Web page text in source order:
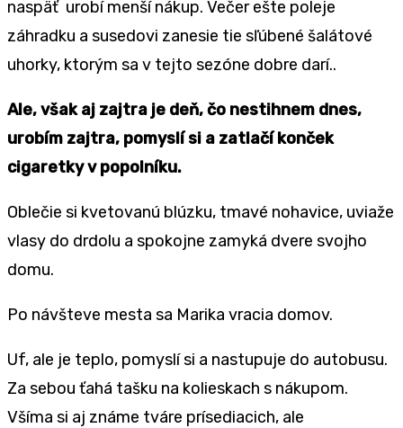
naspäť urobí menší nákup. Večer ešte poleje
záhradku a susedovi zanesie tie sľúbené šalátové
uhorky, ktorým sa v tejto sezóne dobre darí..
Ale, však aj zajtra je deň, čo nestihnem dnes,
urobím zajtra, pomyslí si a zatlačí konček
cigaretky v popolníku.
Oblečie si kvetovanú blúzku, tmavé nohavice, uviaže
vlasy do drdolu a spokojne zamyká dvere svojho
domu.
Po návšteve mesta sa Marika vracia domov.
Uf, ale je teplo, pomyslí si a nastupuje do autobusu.
Za sebou ťahá tašku na kolieskach s nákupom.
Všíma si aj známe tváre prísediacich, ale